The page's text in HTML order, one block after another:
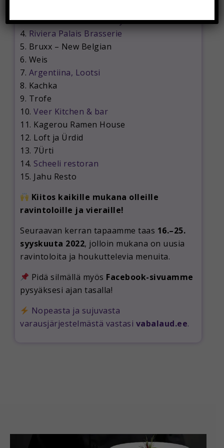
3.MEAT Resto & Butchery
4. Riviera Palais Brasserie
5. Bruxx – New Belgian
6. Weis
7. Argentiina, Lootsi
8. Kachka
9. Trofe
10. Veer Kitchen & bar
11. Kagerou Ramen House
12. Loft ja Ürdid
13. 7Ürti
14. Scheeli restoran
15. Jahu Resto
Kiitos kaikille mukana olleille
ravintoloille ja vieraille!
Seuraavan kerran tapaamme taas 16.–25.
syyskuuta 2022, jolloin mukana on uusia
ravintoloita ja houkuttelevia menuita.
Pidä silmällä myös Facebook-sivuamme
pysyäksesi ajan tasalla!
Nopeasta ja sujuvasta
varausjärjestelmästä vastasi vabalaud.ee.